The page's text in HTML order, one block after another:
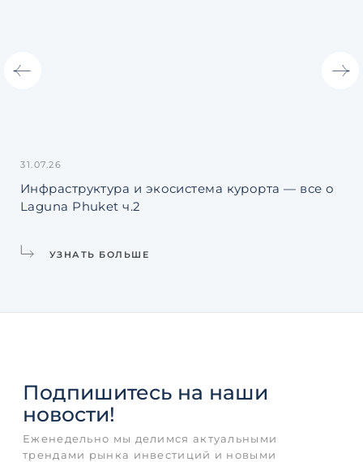
31.07.26
Инфраструктура и экосистема курорта — все о
Laguna Phuket ч.2
УЗНАТЬ БОЛЬШЕ
Подпишитесь на наши
новости!
Еженедельно мы делимся актуальными
трендами рынка инвестиций и новыми